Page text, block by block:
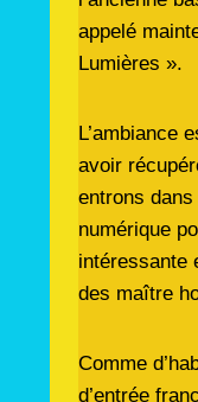
appelé
Lumières ».
L’ambiance
avoir
entrons dans
numérique
intéressante
des maître
Comme
d’entrée